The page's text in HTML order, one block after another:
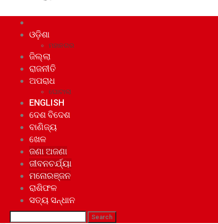
ଓଡ଼ିଶା
ମହାନଗର
ଜିଲ୍ଲା
ରାଜନୀତି
ଅପରାଧ
ଘୋଟାଲା
ENGLISH
ଦେଶ ବିଦେଶ
ବାଣିଜ୍ୟ
ଖେଳ
ଜଣା ଅଜଣା
ଜୀବନଚର୍ଯ୍ୟା
ମନୋରଞ୍ଜନ
ରାଶିଫଳ
ସତ୍ୟ ସନ୍ଧାନ